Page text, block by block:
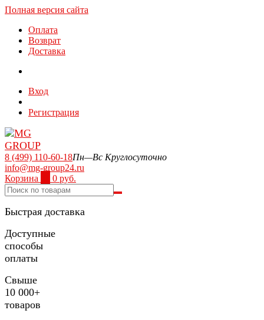
Полная версия сайта
Оплата
Возврат
Доставка
Вход
Регистрация
8 (499) 110-60-18Пн—Вс Круглосуточно
info@mg-group24.ru
Корзина
0 руб.
Быстрая доставка
Доступные
способы
оплаты
Свыше
10 000+
товаров